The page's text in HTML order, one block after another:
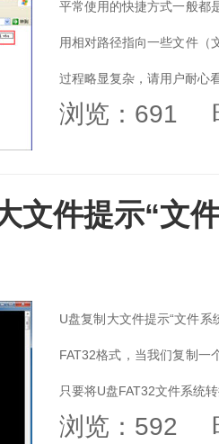
平常使用的快捷方式一般都
用相对路径指向一些文件（
过程略显复杂，请用户耐心
浏览：691
文件提示“文
U盘复制大文件提示“文件
FAT32格式，当我们复制一
只要将U盘FAT32文件系统
浏览：592